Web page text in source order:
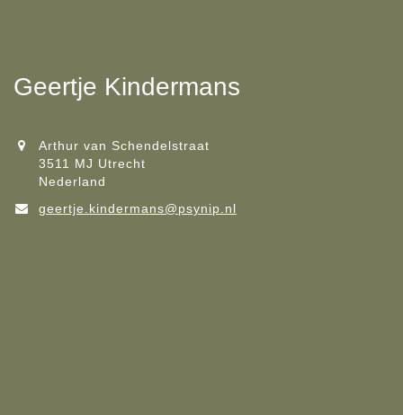
Geertje Kindermans
Arthur van Schendelstraat
3511 MJ Utrecht
Nederland
geertje.kindermans@psynip.nl